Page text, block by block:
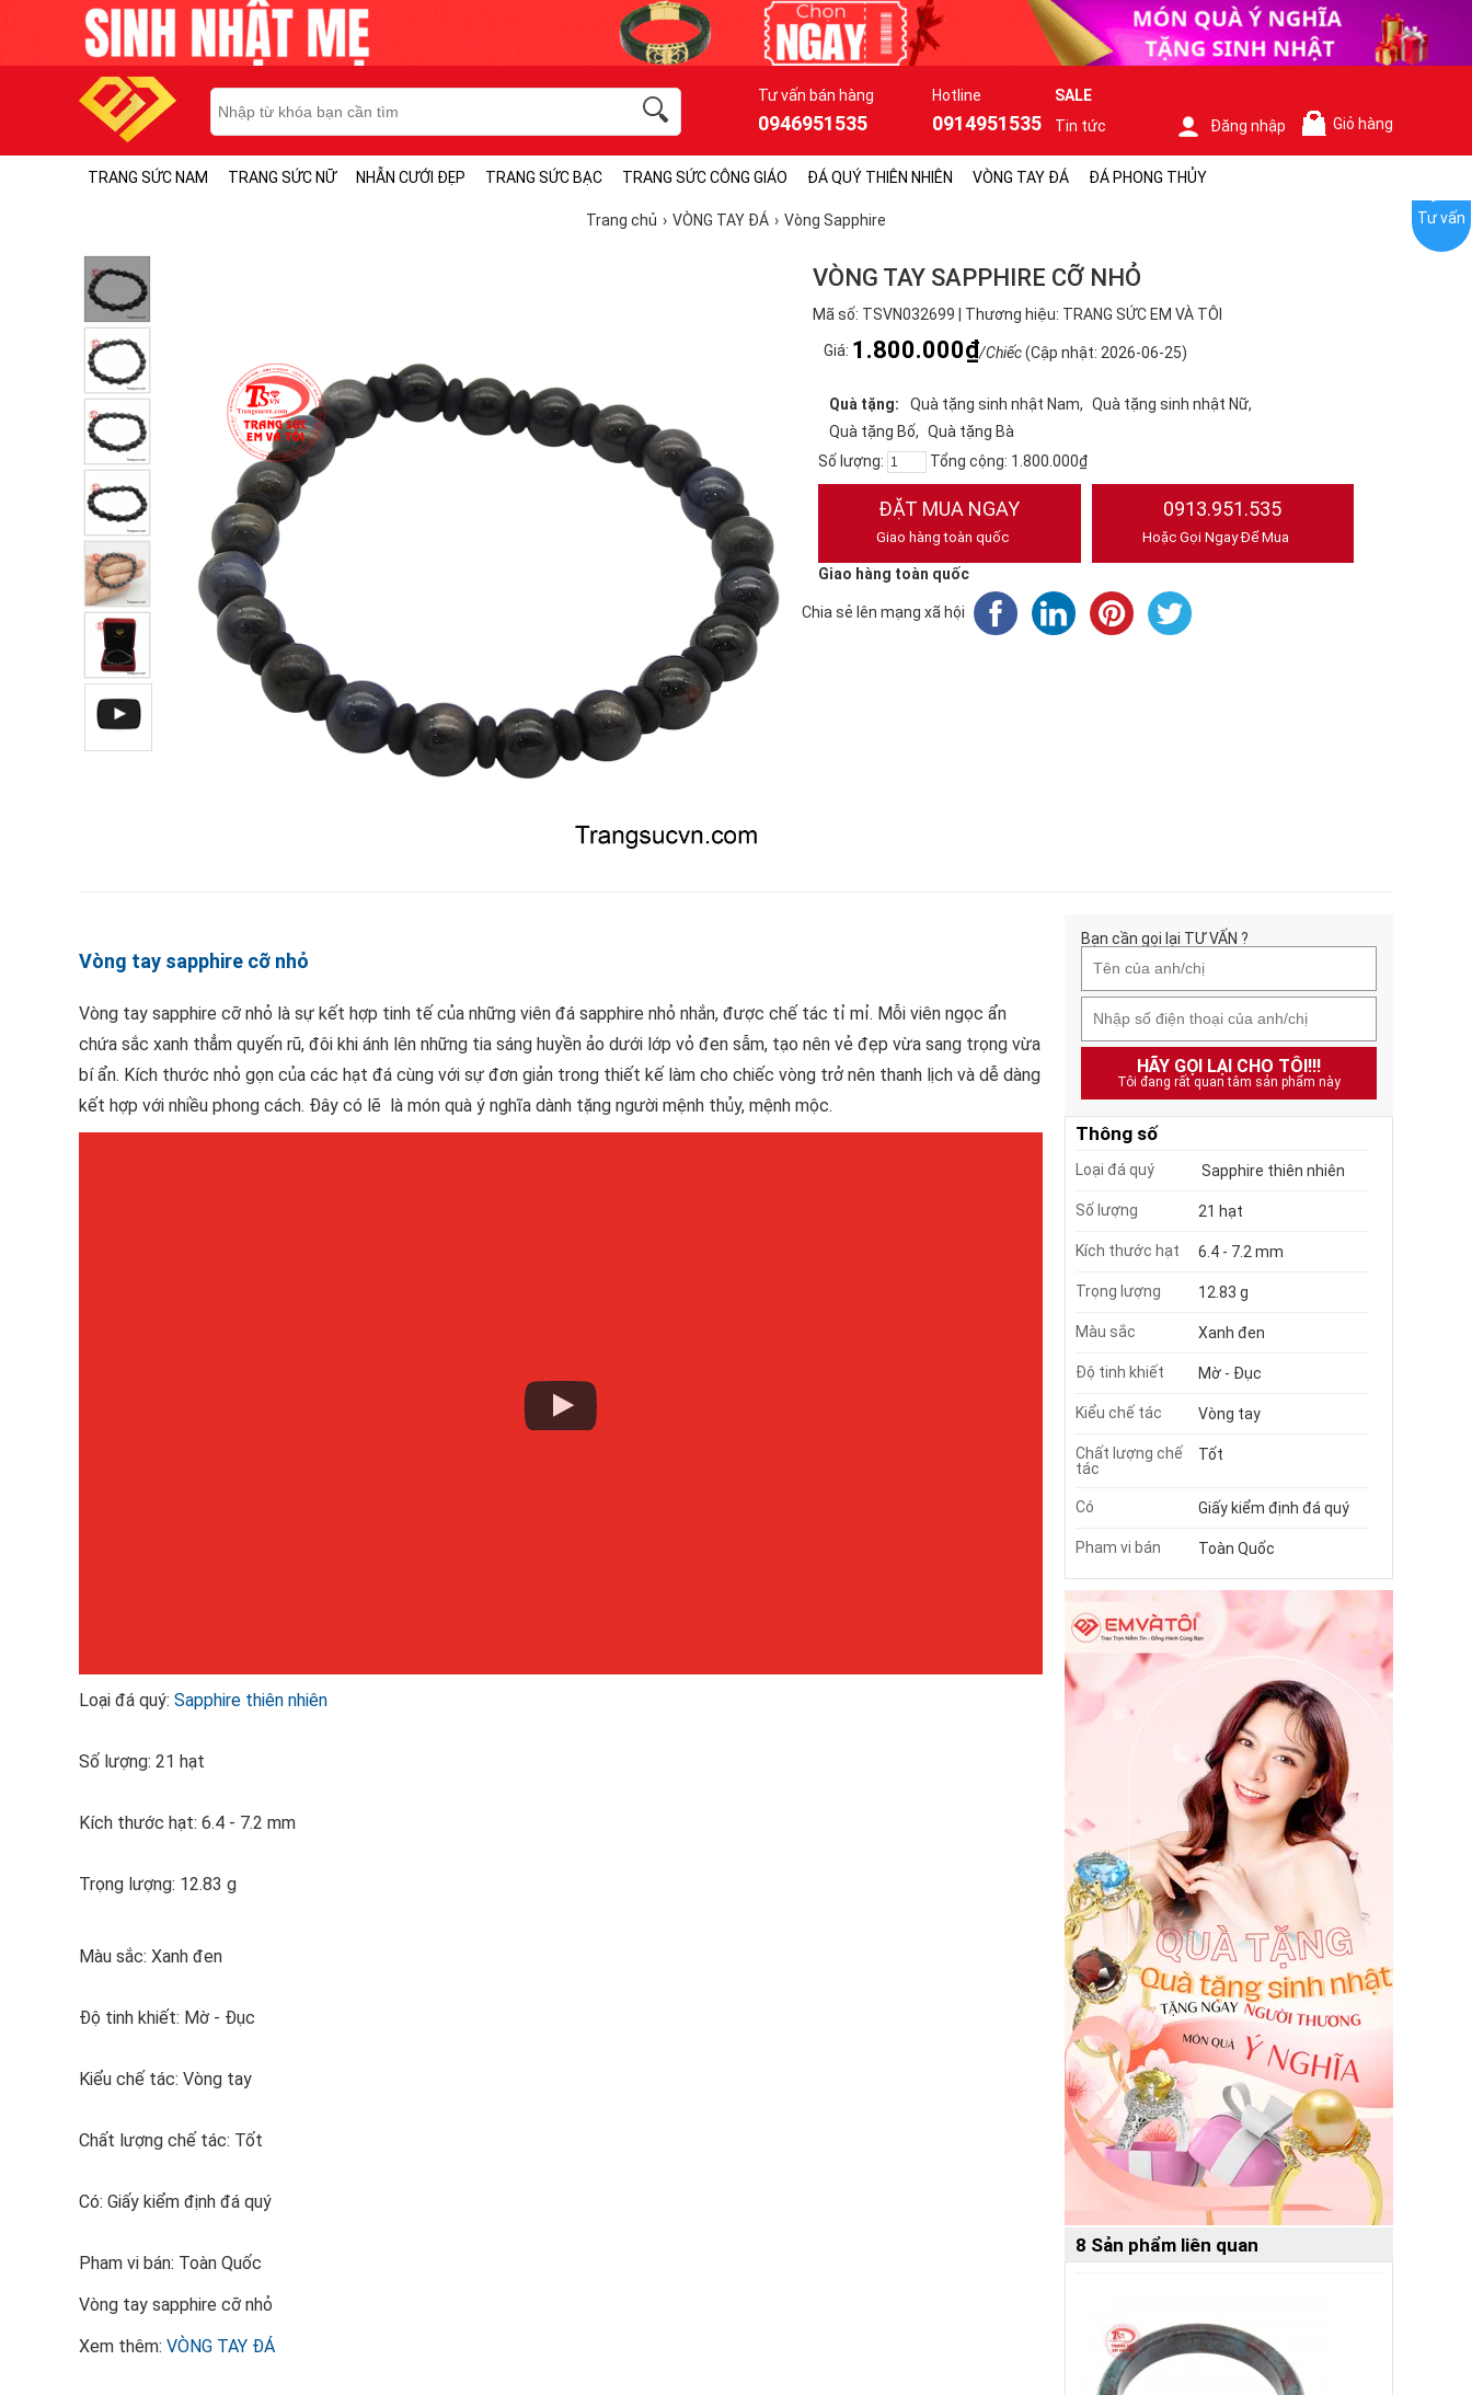
Tư vấn bán hàng
0946951535
Hotline
0914951535
SALE
Tin tức
Đăng nhập Giỏ hàng
TRANG SỨC NAM TRANG SỨC NỮ NHẪN CƯỚI ĐẸP TRANG SỨC BẠC TRANG SỨC CÔNG GIÁO ĐÁ QUÝ THIÊN NHIÊN VÒNG TAY ĐÁ ĐÁ PHONG THỦY
Trang chủ VÒNG TAY ĐÁ Vòng Sapphire
VÒNG TAY SAPPHIRE CỠ NHỎ
Mã số: TSVN032699 | Thương hiệu: TRANG SỨC EM VÀ TÔI
Giá: 1.800.000₫/Chiếc(Cập nhật: 2026-06-25)
Quà tặng: Quà tặng sinh nhật Nam
Quà tặng sinh nhật Nữ
Quà tặng Bố
Quà tặng Bà
Số lượng:
Tổng cộng: 1.800.000₫
ĐẶT MUA NGAY
Giao hàng toàn quốc
0913.951.535
Hoặc Gọi Ngay Để Mua
Giao hàng toàn quốc
Chia sẻ lên mạng xã hội
Vòng tay sapphire cỡ nhỏ
Vòng tay sapphire cỡ nhỏ là sự kết hợp tinh tế của những viên đá sapphire nhỏ nhắn, được chế tác tỉ mỉ. Mỗi viên ngọc ẩn
chứa sắc xanh thẳm quyến rũ, đôi khi ánh lên những tia sáng huyền ảo dưới lớp vỏ đen sẫm, tạo nên vẻ đẹp vừa sang trọng vừa
bí ẩn. Kích thước nhỏ gọn của các hạt đá cùng với sự đơn giản trong thiết kế làm cho chiếc vòng trở nên thanh lịch và dễ dàng
kết hợp với nhiều phong cách. Đây có lẽ là món quà ý nghĩa dành tặng người mệnh thủy, mệnh mộc.
Loại đá quý: Sapphire thiên nhiên
Số lượng: 21 hạt
Kích thước hạt: 6.4 - 7.2 mm
Trọng lượng: 12.83 g
Màu sắc: Xanh đen
Độ tinh khiết: Mờ - Đục
Kiểu chế tác: Vòng tay
Chất lượng chế tác: Tốt
Có: Giấy kiểm định đá quý
Pham vi bán: Toàn Quốc
Vòng tay sapphire cỡ nhỏ
Xem thêm: VÒNG TAY ĐÁ
Bạn cần gọi lại TƯ VẤN ?
HÃY GỌI LẠI CHO TÔI!!!
Tôi đang rất quan tâm sản phẩm này
Thông số
Loại đá quý Sapphire thiên nhiên
Số lượng 21 hạt
Kích thước hạt 6.4 - 7.2 mm
Trọng lượng 12.83 g
Màu sắc Xanh đen
Độ tinh khiết Mờ - Đục
Kiểu chế tác Vòng tay
Chất lượng chế
tác
Tốt
Có Giấy kiểm định đá quý
Pham vi bán Toàn Quốc
8 Sản phẩm liên quan
Tư vấn